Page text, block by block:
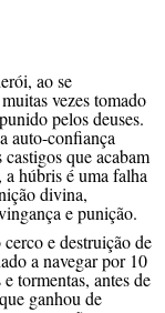
ao se
vezes tomado
pelos deuses.
auto-confiança
castigosque acabam
húbris é uma falha
divina,
e punição.
e destruição de
a navegar por 10
tormentas, antes de
ganhou de